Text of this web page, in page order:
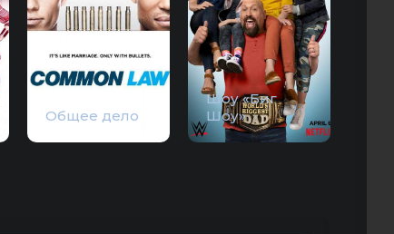
Общее дело
Шоу «Биг
Шоу»